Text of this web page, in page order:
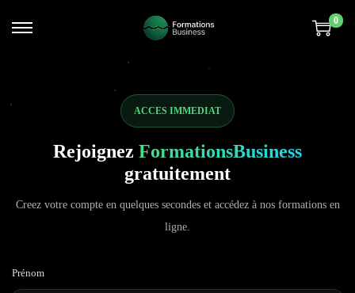
0
ACCES IMMEDIAT
Rejoignez FormationsBusiness
gratuitement
Creez votre compte en quelques secondes et accédez à nos formations en
ligne.
Prénom